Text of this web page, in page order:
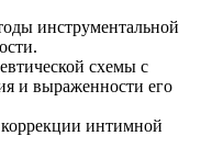
инструментальной
схемы с
и выраженности его
интимной